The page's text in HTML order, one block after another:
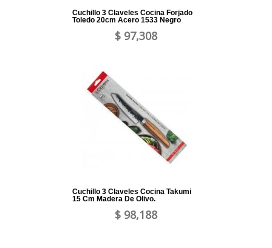
Cuchillo 3 Claveles Cocina Forjado
Toledo 20cm Acero 1533 Negro
$ 97,308
Cuchillo 3 Claveles Cocina Takumi
15 Cm Madera De Olivo.
$ 98,188